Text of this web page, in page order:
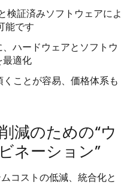
検証済みソフトウェアによ
能です
ハードウェアとソフトウ
最適化
ことが容易、価格体系も
減のための“ウ
ネーション”
コストの低減、統合化と